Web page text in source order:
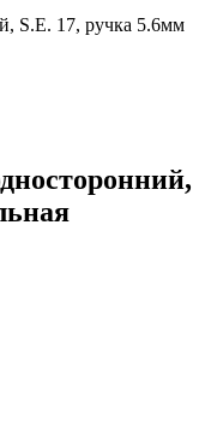
S.E. 17, ручка 5.6мм